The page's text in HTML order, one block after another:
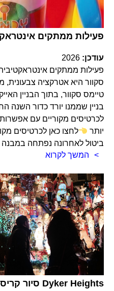
פעילות ממתקים
עודכן: 2026
סקוור היא אטרקציה צבעונית,
בניין שממנו יורד כדור
לכרטיסים מקוריים עם
יותר
לחצו כאן לכרטיסים
ביטול לאחרונה נפתחה
המשך לקרוא
סיור קריסטמס Dyker Heights